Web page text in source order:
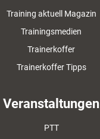
Training aktuell Magazin
Trainingsmedien
Trainerkoffer
Trainerkoffer Tipps
Veranstaltungen
PTT